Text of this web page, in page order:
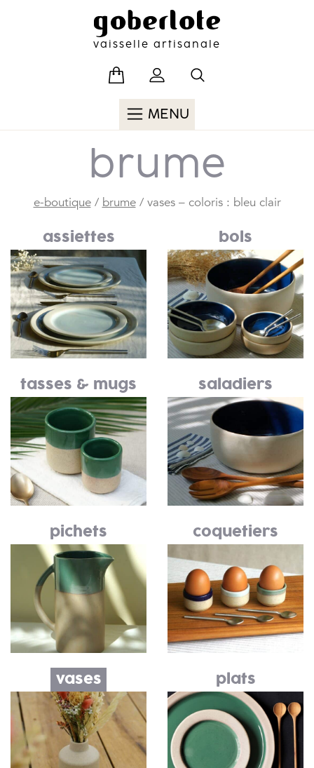
vaisselle artisanale
MENU
brume
assiettes bols
tasses & mugs saladiers
pichets coquetiers
vases plats
e-boutique/ brume/ vases – coloris : bleu clair